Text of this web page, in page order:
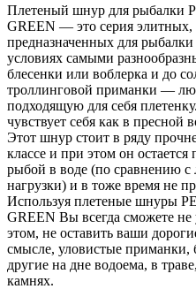
Плетеный шнур для рыбалки
GREEN — это серия
предназначенных для
условиях самыми
блесенки или воблерка и до
троллинговой приманки —
подходящую для себя
чувствует себя как в пресной
Этот шнур стоит в ряду
классе и при этом он
рыбой в воде (по сравнению с
нагрузки) и в тоже время не
Используя плетеные шнуры
GREEN Вы всегда сможете
этом, не оставить ваши
смысле, уловистые приманки,
другие на дне водоема, в
камнях.